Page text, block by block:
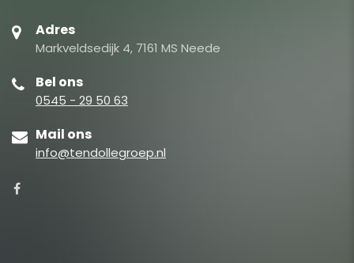
Adres
Markveldsedijk 4, 7161 MS Neede
Bel ons
0545 - 29 50 63
Mail ons
info@tendollegroep.nl